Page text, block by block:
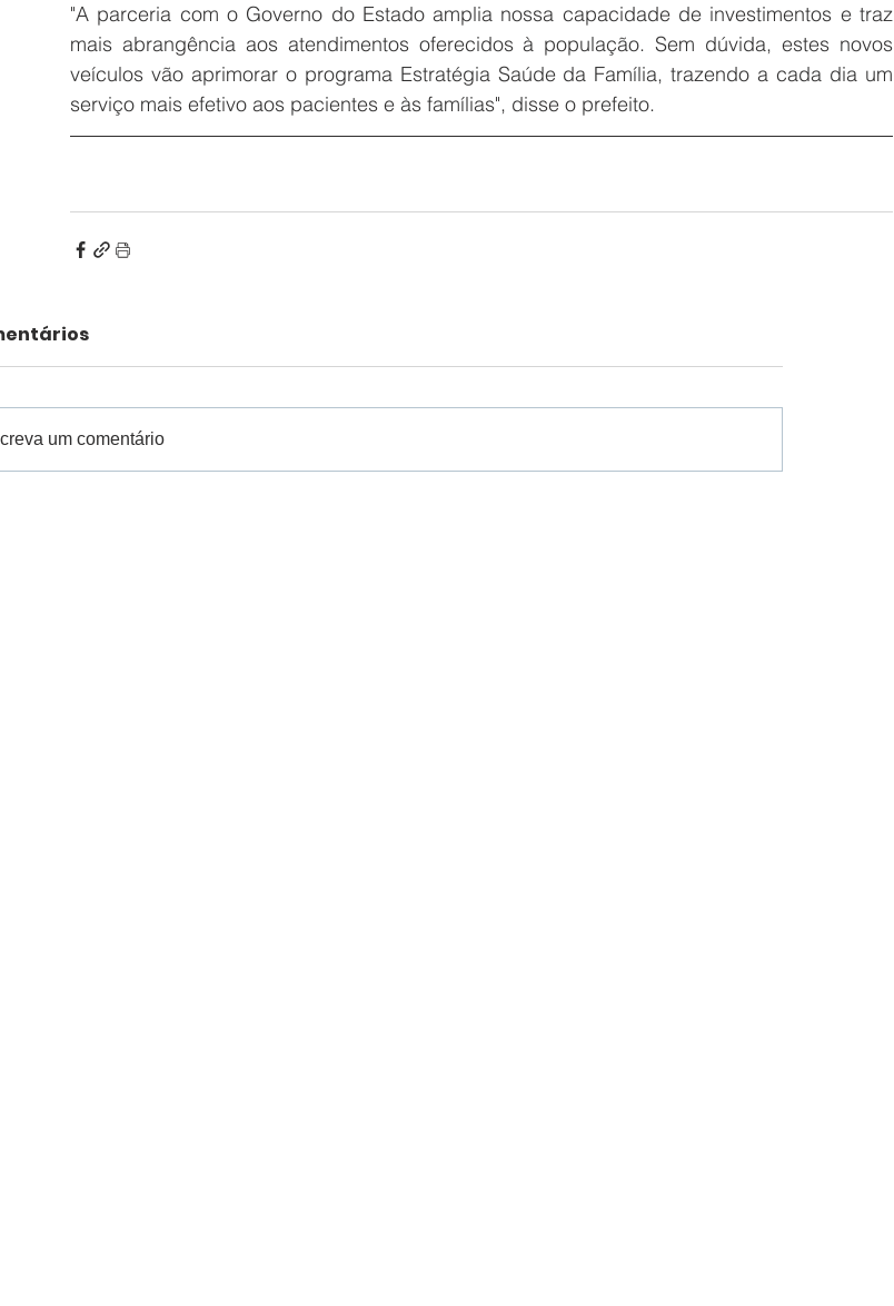
"A parceria com o Governo do Estado amplia nossa capacidade de investimentos e traz
mais abrangência aos atendimentos oferecidos à população. Sem dúvida, estes novos
veículos vão aprimorar o programa Estratégia Saúde da Família, trazendo a cada dia um
serviço mais efetivo aos pacientes e às famílias", disse o prefeito.
um comentário